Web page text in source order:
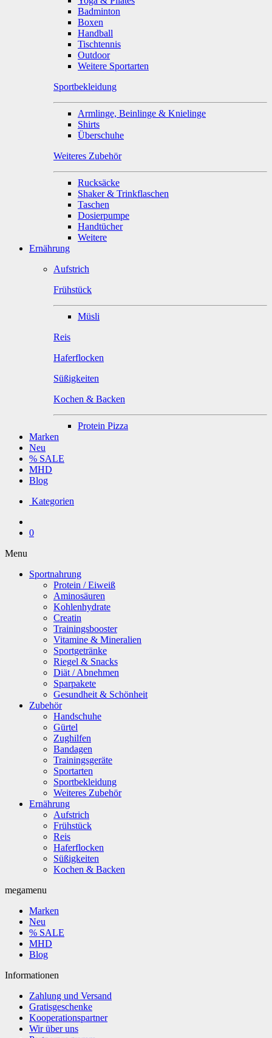
Badminton
Boxen
Handball
Tischtennis
Outdoor
Weitere Sportarten
Sportbekleidung
Armlinge, Beinlinge & Knielinge
Shirts
Überschuhe
Weiteres Zubehör
Rucksäcke
Shaker & Trinkflaschen
Taschen
Dosierpumpe
Handtücher
Weitere
Ernährung
Aufstrich
Frühstück
Müsli
Reis
Haferflocken
Süßigkeiten
Kochen & Backen
Protein Pizza
Marken
Neu
% SALE
MHD
Blog
Kategorien
0
Menu
Sportnahrung
Protein / Eiweiß
Aminosäuren
Kohlenhydrate
Creatin
Trainingsbooster
Vitamine & Mineralien
Sportgetränke
Riegel & Snacks
Diät / Abnehmen
Sparpakete
Gesundheit & Schönheit
Zubehör
Handschuhe
Gürtel
Zughilfen
Bandagen
Trainingsgeräte
Sportarten
Sportbekleidung
Weiteres Zubehör
Ernährung
Aufstrich
Frühstück
Reis
Haferflocken
Süßigkeiten
Kochen & Backen
megamenu
Marken
Neu
% SALE
MHD
Blog
Informationen
Zahlung und Versand
Gratisgeschenke
Kooperationspartner
Wir über uns